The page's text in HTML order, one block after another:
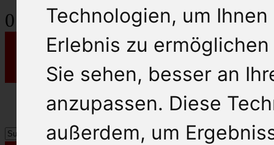
Technologien, um
Erlebnis zu
Sie sehen, besser an
anzupassen. Diese
außerdem, um
0 Artikel